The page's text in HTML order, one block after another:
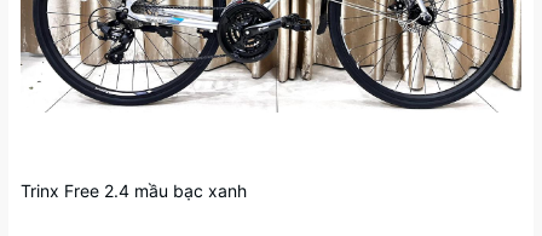
Trinx Free 2.4 mầu bạc xanh